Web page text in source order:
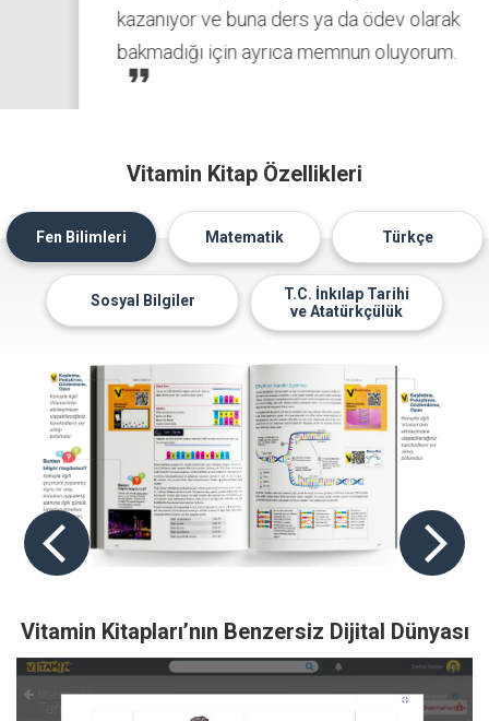
kazanıyor ve buna ders ya da ödev olarak
bakmadığı için ayrıca memnun oluyorum.
Fatma S.
7. Sınıf Velisi
Vitamin Kitap Özellikleri
Fen Bilimleri Matematik Türkçe
Sosyal Bilgiler
T.C. İnkılap Tarihi
ve Atatürkçülük